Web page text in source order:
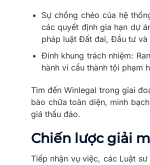
Sự chồng chéo của hệ
các quyết định gia hạn dự
pháp luật Đất đai, Đầu tư
Đinh khung trách nhiệm:
hành vi cấu thành tội phạm
Tìm đến Winlegal trong giai
bào chữa toàn diện, minh
giá thấu đáo.
Chiến lược giải
Tiếp nhận vụ việc, các Luật